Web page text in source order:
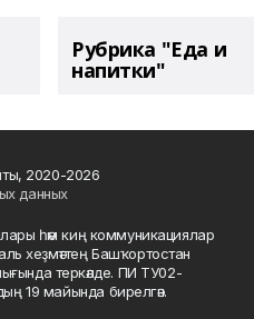
Рубрика "Еда и
напитки"
2020-2026
данных
һәм киң коммуникациялар
хеҙмәттең Башҡортостан
теркәлде. ПИ ТУ02-
19 майында бирелгән.